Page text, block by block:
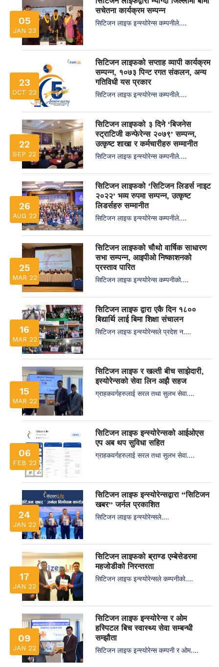
05
JAN 23
सचेतना कार्यक्रम सम्पन्न
सिटिजन लाइफ इन्स्योरेन्स कम्पनीले....
23
OCT 22
सिटिजन लाइफको सप्ताह व्यापी कार्यक्रम
सम्पन्न, १०७३ पिन्ट रगत संकलन, अन्य
गतिविधी यस प्रकार
सिटिजन लाइफ इन्स्योरेन्स कम्पनीले....
22
SEP 22
सिटिजन लाइफको ३ दिने ‘बिजनेस
स्ट्राटिजी कन्फेरेन्स २०७९’ सम्पन्न,
उत्कृष्ट शाखा र कर्मचारीहरु सम्मानीत
सिटिजन लाइफ इन्स्योरेन्स कम्पनीले....
26
AUG 22
सिटिजन लाइफको ‘सिटिजन लिडर्स नाइट
२०२२’ भव्य रुपमा सम्पन्न, उत्कृष्ट
लिडर्सहरु सम्मानीत
सिटिजन लाइफ इन्स्योरेन्स कम्पनीले....
25
MAR 22
सिटिजन लाइफको चौथो वार्षिक साधारण
सभा सम्पन्न, आइपीओ निष्काशनको
प्रस्ताव पारित
सिटिजन लाइफ इन्स्योरेन्स कम्पनीको....
16
MAR 22
सिटिजन लाइफ द्वारा एकै दिन १८००
बिद्यार्थि लाई बिमा शिक्षा संचालन
सिटिजन लाइफ इन्स्योरेन्सले प्रदेश न....
15
MAR 22
सिटिजन लाइफ र खल्ती बीच साझेदारी,
इस्योरेन्सको सेवा लिन अझै सहज
ग्राहकवर्गहरुलाई सरल तथा सुलभ सेवा....
06
FEB 22
सिटिजन लाइफ इन्स्योरेन्सको आईओएस
एप अब थप सुविधा सहित
ग्राहकवर्गहरुलाई सरल तथा सुलभ सेवा....
24
JAN 22
सिटिजन लाइफ इन्स्योरेन्सद्वारा “सिटिजन
खबर” जर्नल प्रकाशित
सिटिजन लाइफ इन्स्योरेन्सले....
17
JAN 22
सिटिजन लाइफको ब्राण्ड एम्बेसेडरमा
महजोडीको निरन्तरता
सिटिजन लाइफ इन्स्योरेन्सले कम्पनीको....
09
JAN 22
सिटिजन लाइफ इन्स्योरेन्स र ओम
हस्पिटल बिच स्वास्थ्य सेवा सम्बन्धी
सम्झौता
सिटिजन लाइफ इन्स्योरेन्स कम्पनी र ओम....